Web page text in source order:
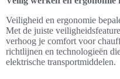
Veiligheid en ergonomie
Met de juiste
verhoog je comfort voor
richtlijnen en technologieën
elektrische transportmiddelen.